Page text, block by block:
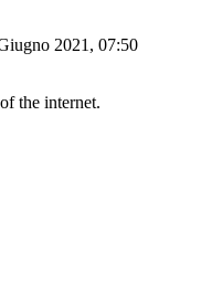
2021, 07:50
the internet.